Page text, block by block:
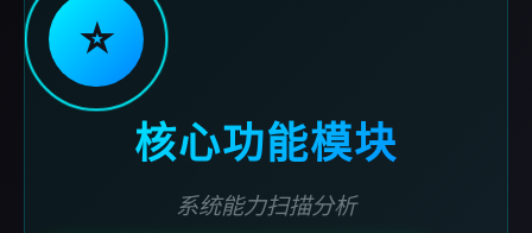
⭐
核心功能模块
系统能力扫描分析